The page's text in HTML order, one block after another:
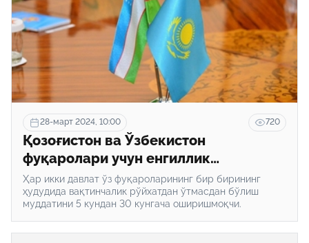
28-март 2024, 10:00 720
Қозоғистон ва Ўзбекистон
фуқаролари учун енгиллик
яратилмоқда
Ҳар икки давлат ўз фуқароларининг бир бирининг
ҳудудида вақтинчалик рўйхатдан ўтмасдан бўлиш
муддатини 5 кундан 30 кунгача оширишмоқчи.